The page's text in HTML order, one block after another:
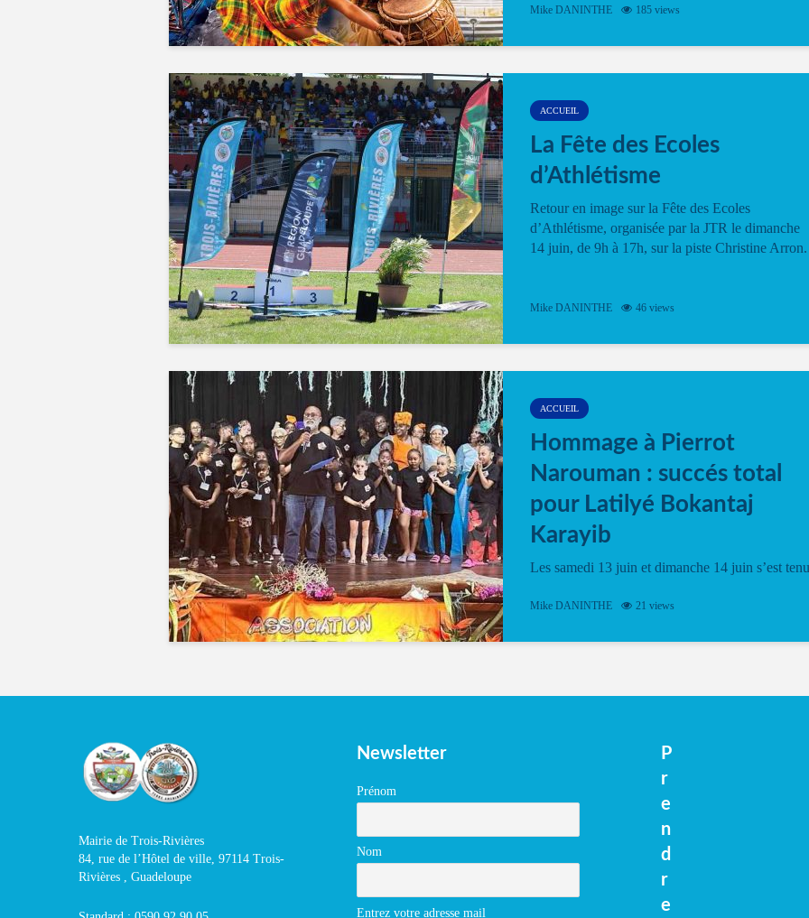
Mike DANINTHE 185 views
ACCUEIL
La Fête des Ecoles
d’Athlétisme
Retour en image sur la Fête des Ecoles
d’Athlétisme, organisée par la JTR le dimanche
14 juin, de 9h à 17h, sur la piste Christine Arron.
Mike DANINTHE 46 views
ACCUEIL
Hommage à Pierrot
Narouman : succés total
pour Latilyé Bokantaj
Karayib
Les samedi 13 juin et dimanche 14 juin s’est tenu
vibrant à Pierrot Narouman, organisé par
spectacle de fin d’année, présenté à la salle...
Mike DANINTHE 21 views
Mairie de Trois-Rivières
84, rue de l’Hôtel de ville, 97114 Trois-
Rivières , Guadeloupe
Newsletter
Prénom
Nom
Entrez votre adresse mail
P
r
e
n
d
r
e